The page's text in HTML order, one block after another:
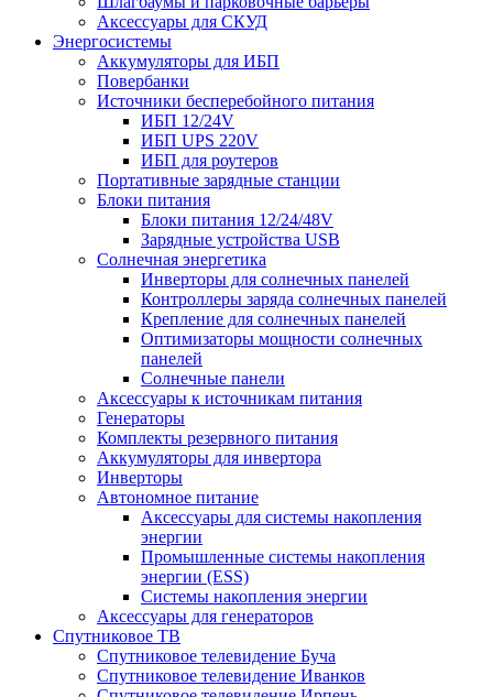
Аксессуары для СКУД
Энергосистемы
Аккумуляторы для ИБП
Повербанки
Источники бесперебойного питания
ИБП 12/24V
ИБП UPS 220V
ИБП для роутеров
Портативные зарядные станции
Блоки питания
Блоки питания 12/24/48V
Зарядные устройства USB
Солнечная энергетика
Инверторы для солнечных панелей
Контроллеры заряда солнечных панелей
Крепление для солнечных панелей
Оптимизаторы мощности солнечных
панелей
Солнечные панели
Аксессуары к источникам питания
Генераторы
Комплекты резервного питания
Аккумуляторы для инвертора
Инверторы
Автономное питание
Аксессуары для системы накопления
энергии
Промышленные системы накопления
энергии (ESS)
Системы накопления энергии
Аксессуары для генераторов
Спутниковое ТВ
Спутниковое телевидение Буча
Спутниковое телевидение Иванков